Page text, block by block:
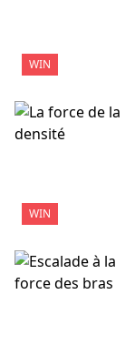
WIN
WIN